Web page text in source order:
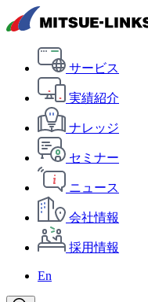
サービス
実績紹介
ナレッジ
セミナー
ニュース
会社情報
採用情報
En